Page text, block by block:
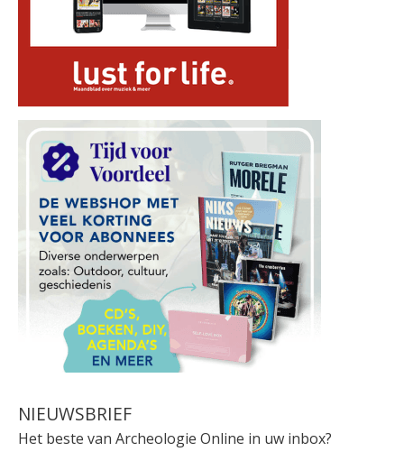
NIEUWSBRIEF
Het beste van Archeologie Online in uw inbox?